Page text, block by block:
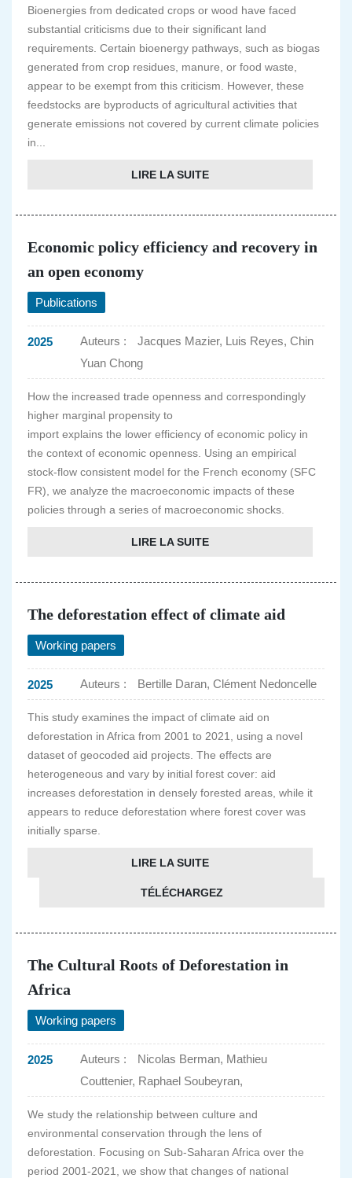
Bioenergies from dedicated crops or wood have faced
substantial criticisms due to their significant land
requirements. Certain bioenergy pathways, such as biogas
generated from crop residues, manure, or food waste,
appear to be exempt from this criticism. However, these
feedstocks are byproducts of agricultural activities that
generate emissions not covered by current climate policies
in...
LIRE LA SUITE
Economic policy efficiency and recovery in
an open economy
Publications
2025 Auteurs :
Jacques Mazier, Luis Reyes, Chin
Yuan Chong
How the increased trade openness and correspondingly
higher marginal propensity to
import explains the lower efficiency of economic policy in
the context of economic openness. Using an empirical
stock-flow consistent model for the French economy (SFC
FR), we analyze the macroeconomic impacts of these
policies through a series of macroeconomic shocks.
LIRE LA SUITE
The deforestation effect of climate aid
Working papers
2025 Auteurs : Bertille Daran, Clément Nedoncelle
This study examines the impact of climate aid on
deforestation in Africa from 2001 to 2021, using a novel
dataset of geocoded aid projects. The effects are
heterogeneous and vary by initial forest cover: aid
increases deforestation in densely forested areas, while it
appears to reduce deforestation where forest cover was
initially sparse.
LIRE LA SUITE
TÉLÉCHARGEZ
The Cultural Roots of Deforestation in
Africa
Working papers
2025 Auteurs :
Nicolas Berman, Mathieu
Couttenier, Raphael Soubeyran,
We study the relationship between culture and
environmental conservation through the lens of
deforestation. Focusing on Sub-Saharan Africa over the
period 2001-2021, we show that changes of national